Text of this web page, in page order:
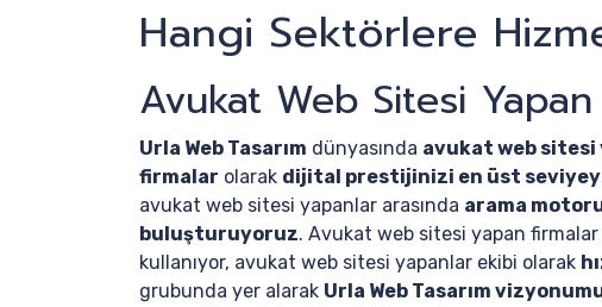
Hangi Sektörlere
Avukat Web Sitesi
Urla Web Tasarım dünyasında avukat web sitesi
firmalar olarak dijital prestijinizi en üst
avukat web sitesi yapanlar arasında arama
buluşturuyoruz. Avukat web sitesi yapan firmalar
kullanıyor, avukat web sitesi yapanlar ekibi olarak
grubunda yer alarak Urla Web Tasarım